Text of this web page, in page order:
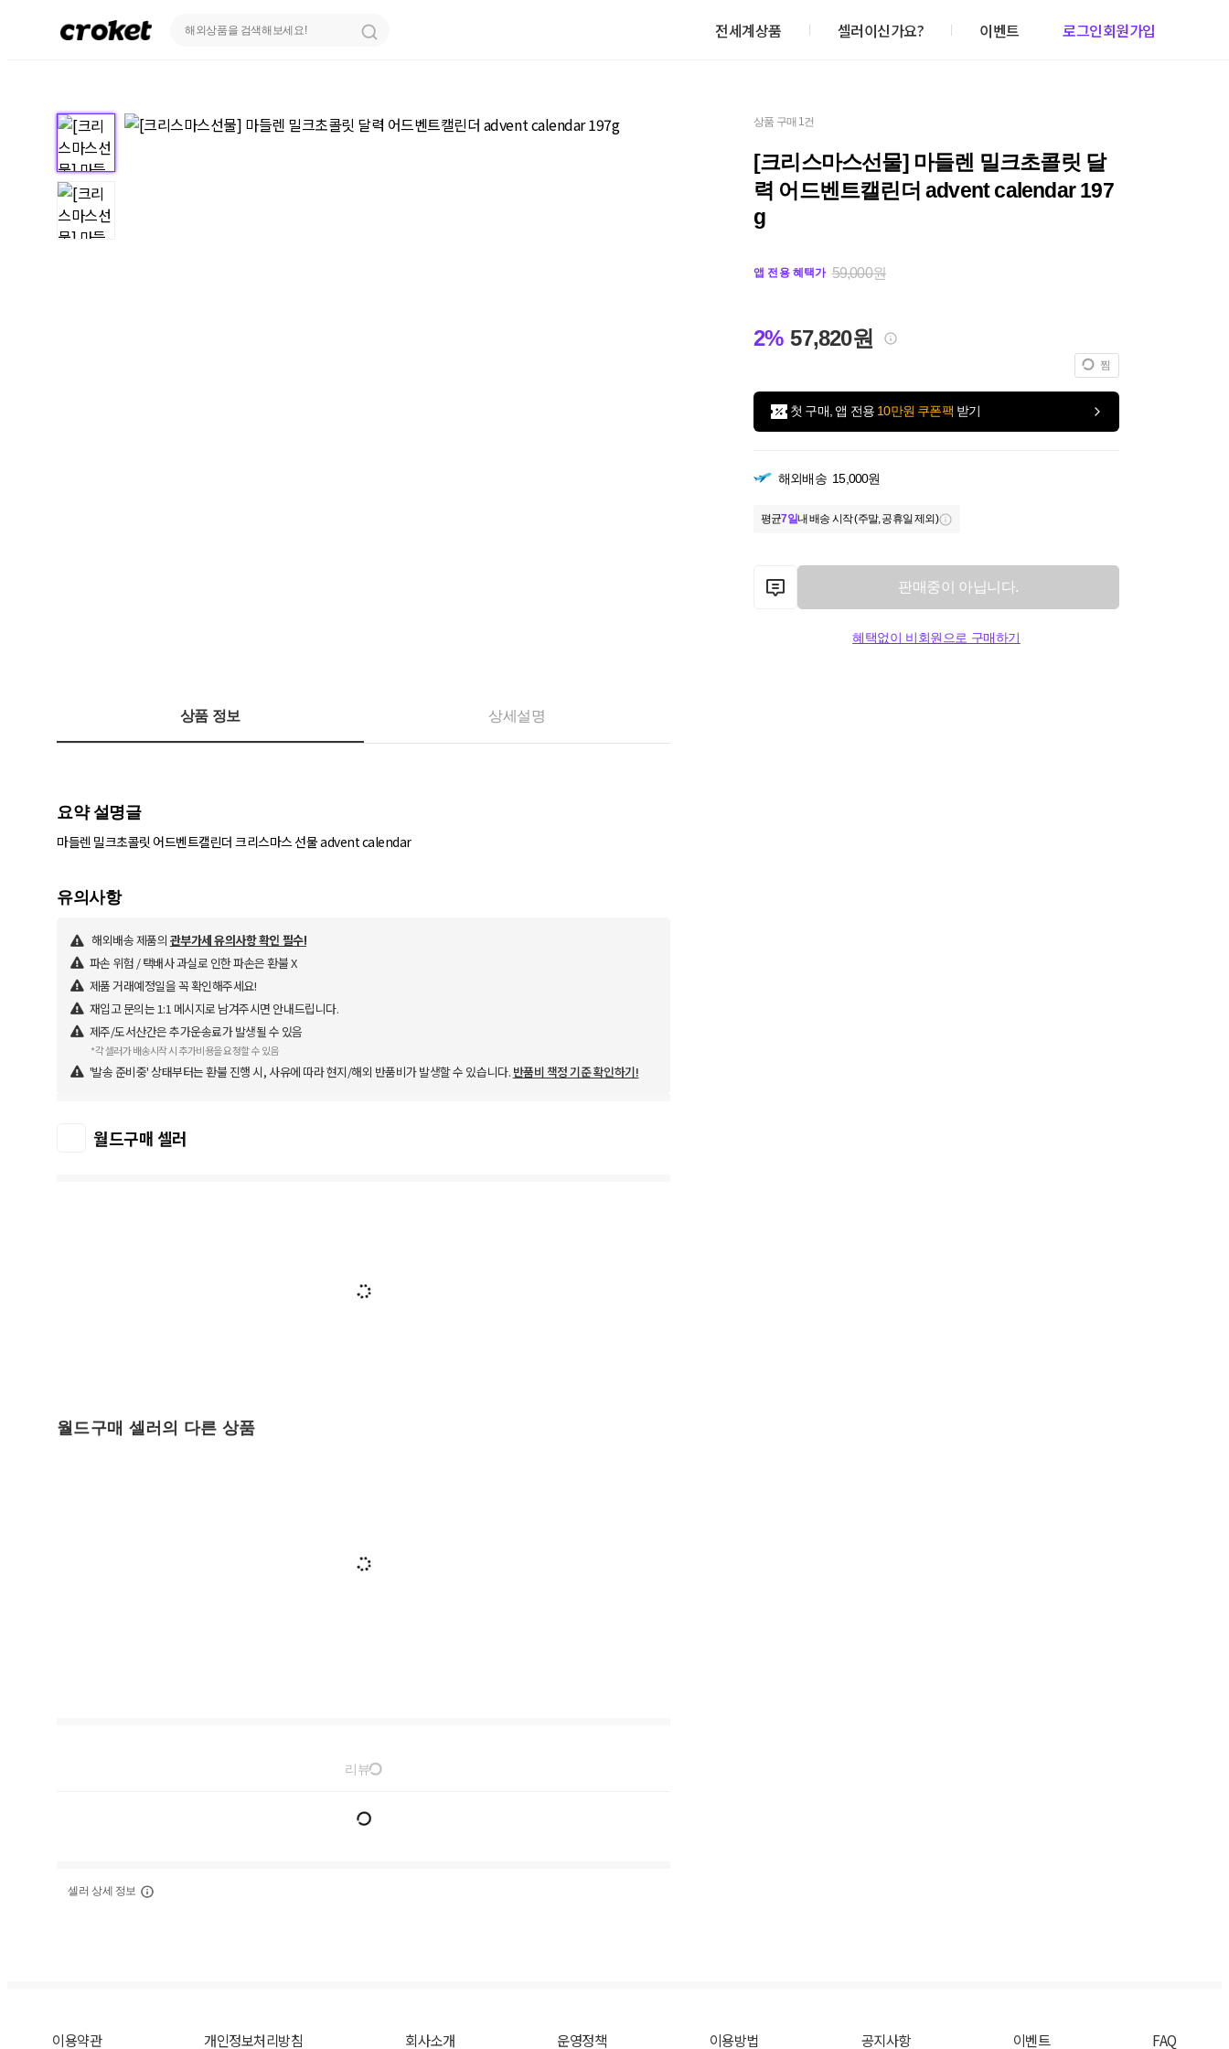
전세계상품 셀러이신가요? 이벤트 로그인회원가입
상품 구매 1건
[크리스마스선물] 마들렌 밀크초콜릿 달
력 어드벤트캘린더 advent calendar 197
g
앱 전용 혜택가 59,000원
2% 57,820원
찜
첫 구매, 앱 전용 10만원 쿠폰팩 받기
해외배송 15,000원
평균7일내 배송 시작 (주말, 공휴일 제외)
판매중이 아닙니다.
혜택없이 비회원으로 구매하기
상품 정보 상세설명
요약 설명글
마들렌 밀크초콜릿 어드벤트캘린더 크리스마스 선물 advent calendar
유의사항
해외배송 제품의 관부가세 유의사항 확인 필수!
파손 위험 / 택배사 과실로 인한 파손은 환불 X
제품 거래예정일을 꼭 확인해주세요!
재입고 문의는 1:1 메시지로 남겨주시면 안내드립니다.
제주/도서산간은 추가운송료가 발생될 수 있음
*각 셀러가 배송시작 시 추가비용을 요청할 수 있음
'발송 준비중' 상태부터는 환불 진행 시, 사유에 따라 현지/해외 반품비가 발생할 수 있습니다. 반품비 책정 기준 확인하기!
월드구매 셀러
월드구매 셀러의 다른 상품
리뷰
셀러 상세 정보
이용약관 개인정보처리방침 회사소개 운영정책 이용방법 공지사항 이벤트 FAQ